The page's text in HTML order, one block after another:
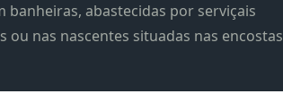
abastecidas por serviçais
nas nascentes situadas nas encostas